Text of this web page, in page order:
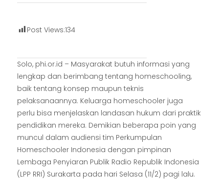
Post Views:134
Solo, phi.or.id – Masyarakat butuh informasi yang
lengkap dan berimbang tentang homeschooling,
baik tentang konsep maupun teknis
pelaksanaannya. Keluarga homeschooler juga
perlu bisa menjelaskan landasan hukum dari praktik
pendidikan mereka. Demikian beberapa poin yang
muncul dalam audiensi tim Perkumpulan
Homeschooler Indonesia dengan pimpinan
Lembaga Penyiaran Publik Radio Republik Indonesia
(LPP RRI) Surakarta pada hari Selasa (11/2) pagi lalu.